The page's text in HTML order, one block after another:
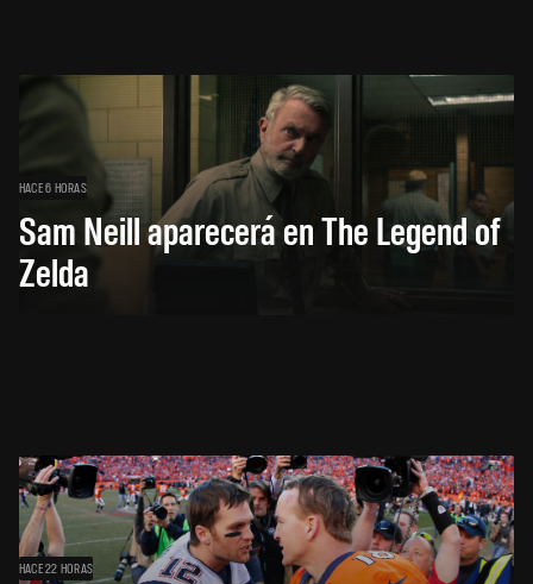
HACE 6 HORAS
Sam Neill aparecerá en The Legend of
Zelda
HACE 22 HORAS